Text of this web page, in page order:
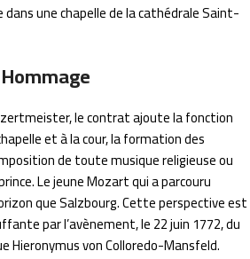
une chapelle de la cathédrale Saint-
le contrat ajoute la fonction
et à la cour, la formation des
de toute musique religieuse ou
Le jeune Mozart qui a parcouru
que Salzbourg. Cette perspective est
par l’avènement, le 22 juin 1772, du
Hieronymus von Colloredo-Mansfeld.